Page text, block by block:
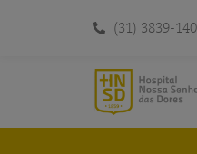
(31) 3839-